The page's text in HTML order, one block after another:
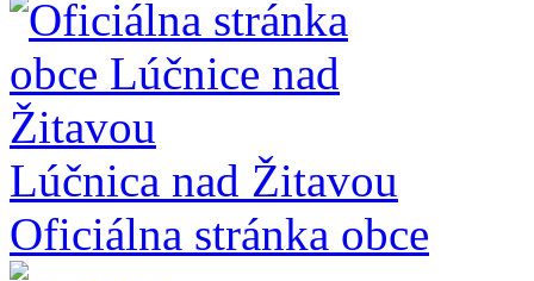
Lúčnica nad Žitavou
Oficiálna stránka obce